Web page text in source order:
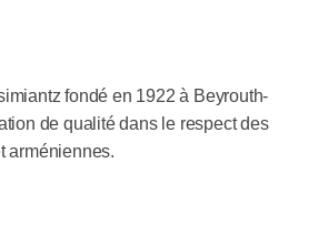
fondé en 1922 à Beyrouth-
de qualité dans le respect des
arméniennes.